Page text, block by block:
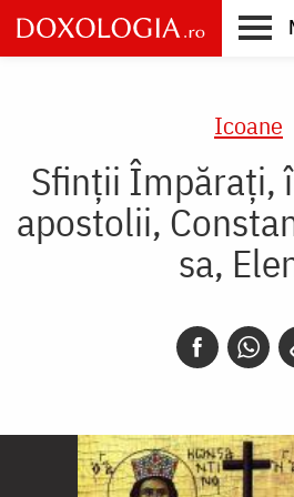
Skip
to
main
Icoane
Sfinții Împărați,
apostolii,
sa,